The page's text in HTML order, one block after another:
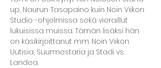
up, Naurun Tasapaino kuin Noin Viikon
Studio -ohjelmissa sekä vieraillut
lukuisissa muissa. Tämän lisäksi hän
on käsikirjoittanut mm. Noin Viikon
Uutisia, Suurmestaria ja Stadi vs.
Landea.